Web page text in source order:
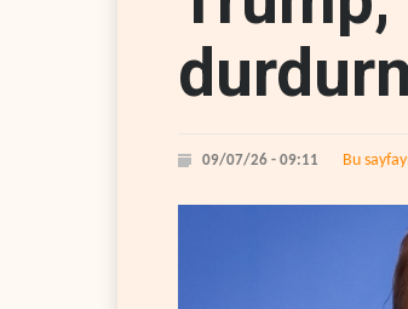
09/07/26 - 09:11 Bu